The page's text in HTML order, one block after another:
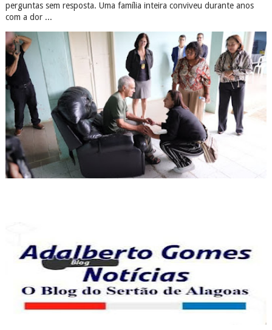
perguntas sem resposta. Uma família inteira conviveu durante anos
com a dor ...